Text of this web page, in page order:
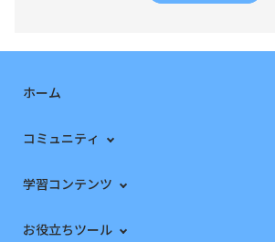
ホーム
コミュニティ
学習コンテンツ
お役立ちツール